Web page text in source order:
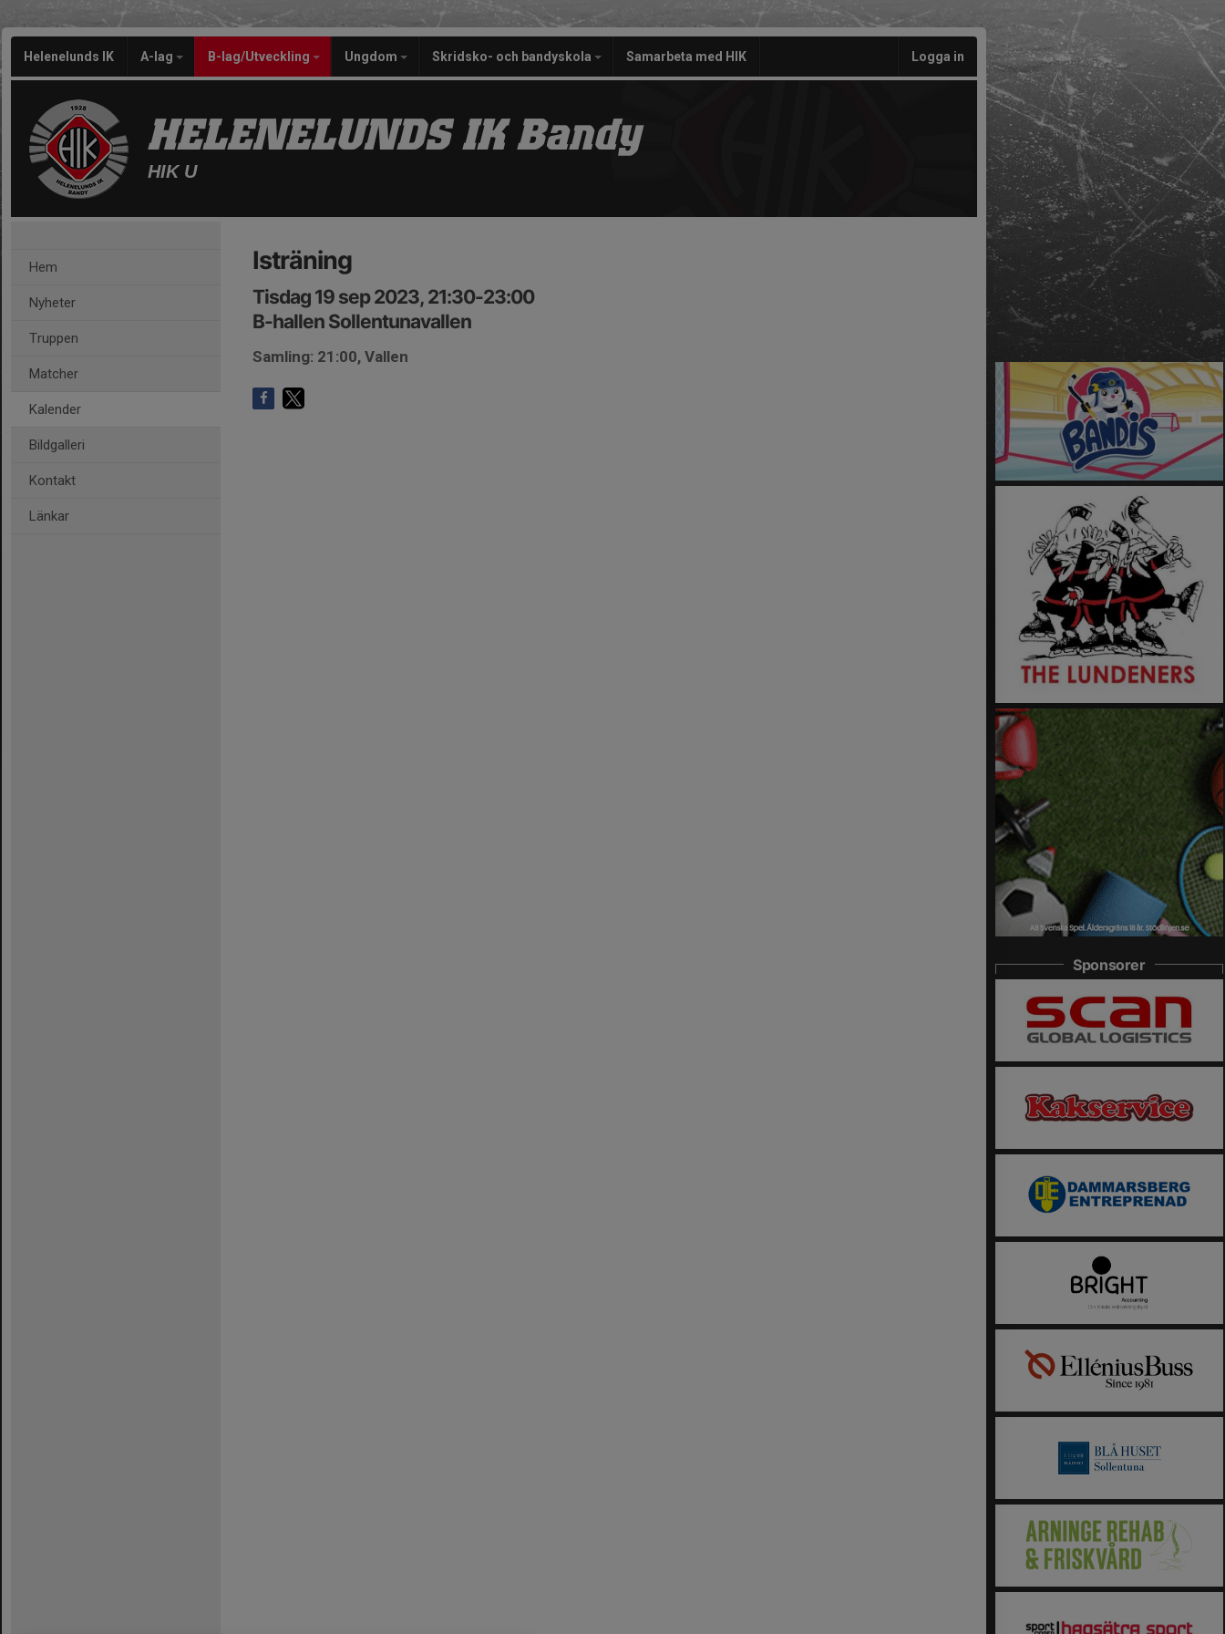
Helenelunds IK A-lag B-lag/Utveckling Ungdom Skridsko- och bandyskola Samarbeta med HIK Logga in
HELENELUNDS IK Bandy
HIK U
Hem
Nyheter
Truppen
Matcher
Kalender
Bildgalleri
Kontakt
Länkar
Isträning
Tisdag 19 sep 2023, 21:30-23:00
B-hallen Sollentunavallen
Samling: 21:00, Vallen
Sponsorer